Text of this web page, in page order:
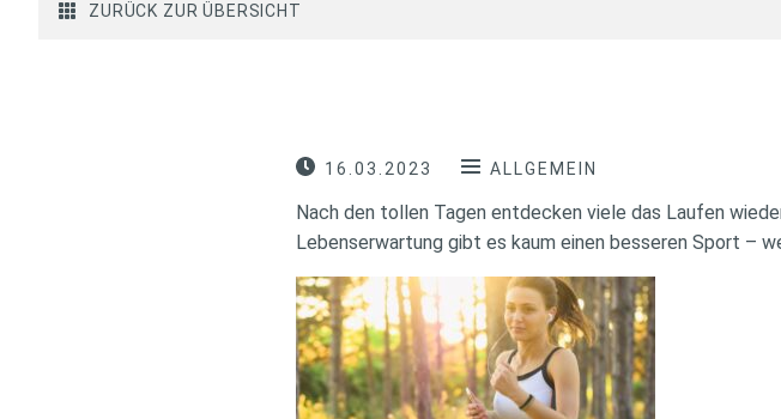
ZURÜCK ZUR ÜBERSICHT
16.03.2023 ALLGEMEIN
Nach den tollen Tagen entdecken viele das Laufen
Lebenserwartung gibt es kaum einen besseren Sport –